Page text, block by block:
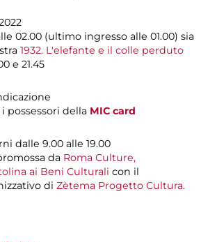
02.00 (ultimo ingresso alle 01.00) sia
1932. L'elefante e il colle perduto
e 21.45
possessori della MIC card
dalle 9.00 alle 19.00
da Roma Culture,
ai Beni Culturali con il
di Zètema Progetto Cultura.